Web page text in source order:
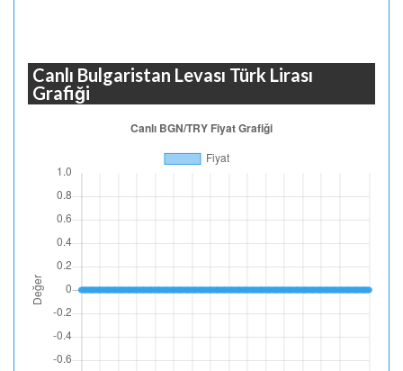
Canlı Bulgaristan Levası Türk Lirası
Grafiği